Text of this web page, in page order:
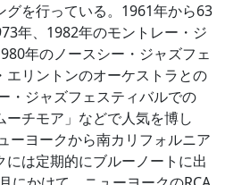
グを行っている。1961年から63
年、1982年のモントレー・ジ
年のノースシー・ジャズフェ
エリントンのオーケストラとの
・ジャズフェスティバルでの
ーチモア」などで人気を博し
ーヨークから南カリフォルニア
は定期的にブルーノートに出